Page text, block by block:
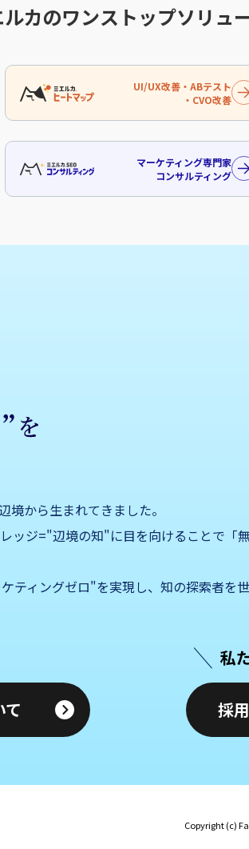
ルカのワンストップソリュ
UI/UX改善・ABテスト
・CVO改善
マーケティング専門家
コンサルティング
から生まれてきました。
ッジ="辺境の知"に目を向けることで「
ティングゼロ"を実現し、知の探索者を
採
Copyright (c)